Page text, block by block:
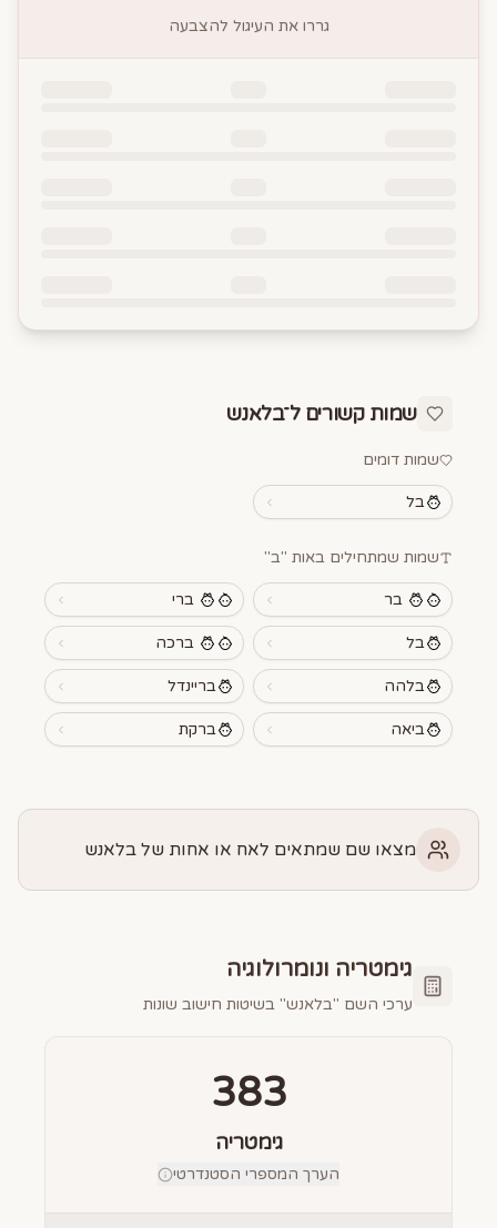
גררו את העיגול להצבעה
שמות קשורים ל־בלאנש
שמות דומים
בל
שמות שמתחילים באות "ב"
בר ברי
בל ברכה
בלהה בריינדל
ביאה ברקת
מצאו שם שמתאים לאח או אחות של בלאנש
גימטריה ונומרולוגיה
ערכי השם "בלאנש" בשיטות חישוב שונות
383
גימטריה
הערך המספרי הסטנדרטי